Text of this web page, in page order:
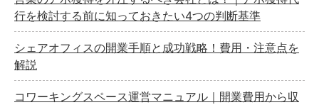
行を検討する前に知っておきたい4つの判断基準
シェアオフィスの開業手順と成功戦略！費用・注意点を
解説
コワーキングスペース運営マニュアル｜開業費用から収